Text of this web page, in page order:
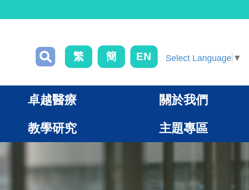
繁 簡 EN Select Language ▼
卓越醫療 關於我們
教學研究 主題專區